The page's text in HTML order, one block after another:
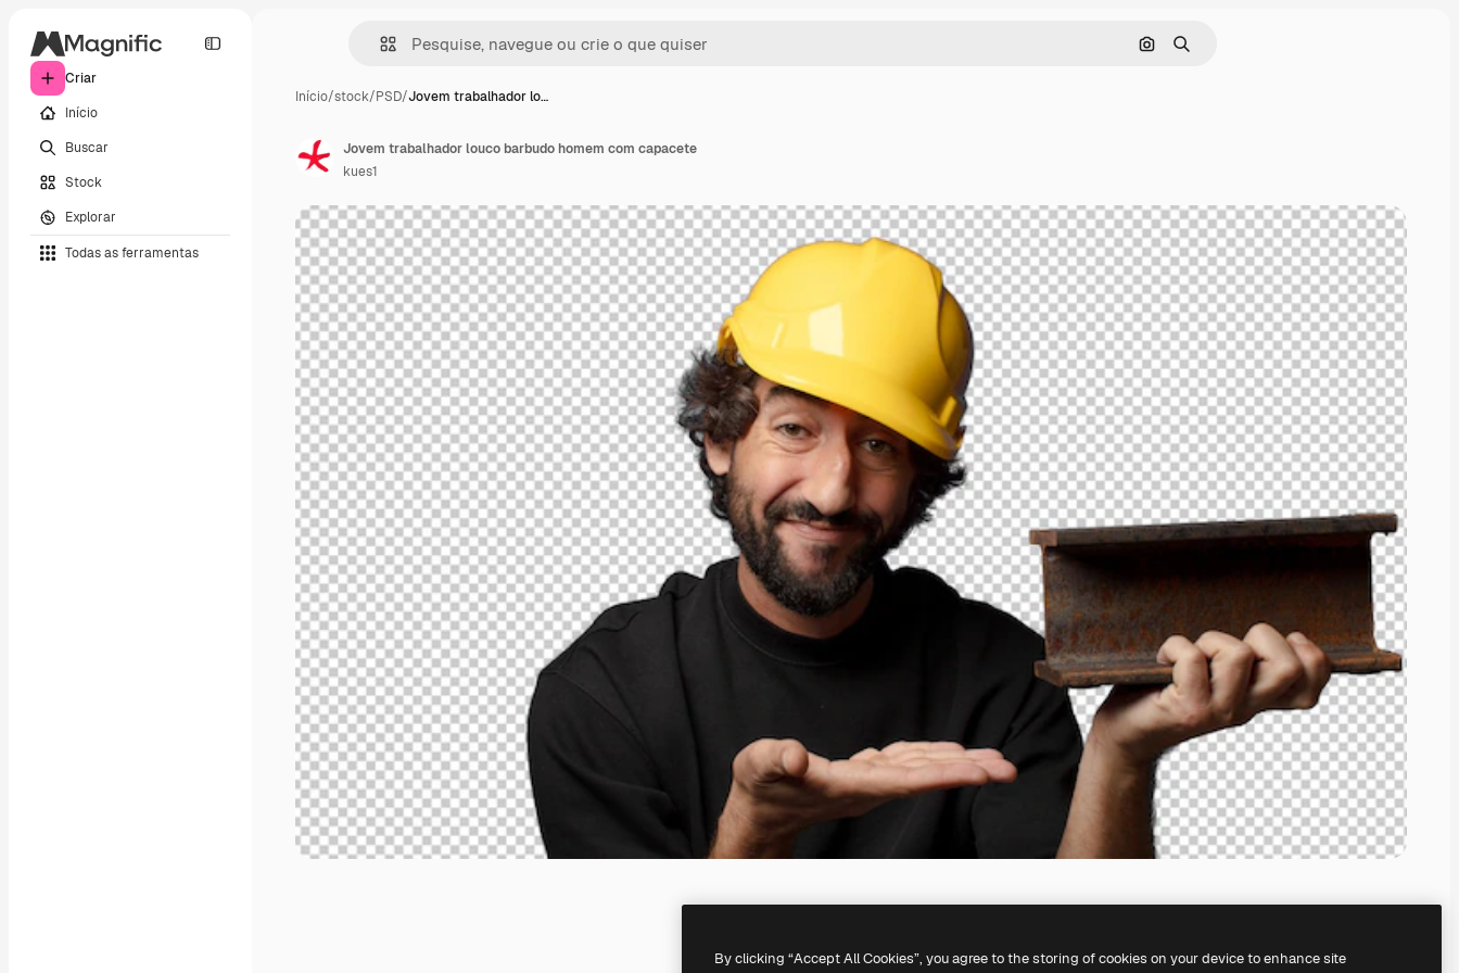
Criar
Início
Buscar
Stock
Explorar
Todas as ferramentas
Pesquisar por imagem
Buscar
Início/stock/PSD/Jovem trabalhador lo…
Jovem trabalhador louco barbudo homem com capacete
kues1
By clicking “Accept All Cookies”, you agree to the storing of cookies on your device to enhance site